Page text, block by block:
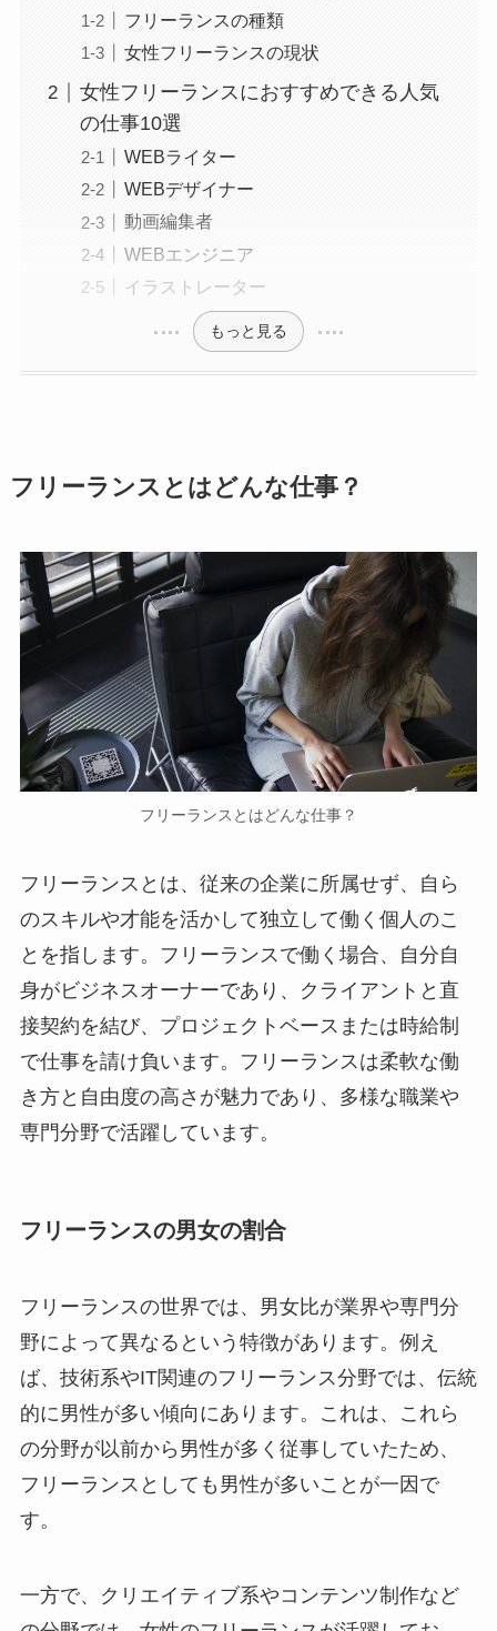
フリーランスの種類
女性フリーランスの現状
女性フリーランスにおすすめできる人気
の仕事10選
WEBライター
WEBデザイナー
動画編集者
WEBエンジニア
イラストレーター
もっと見る
フリーランスとはどんな仕事？
フリーランスとはどんな仕事？
フリーランスとは、従来の企業に所属せず、自ら
のスキルや才能を活かして独立して働く個人のこ
とを指します。フリーランスで働く場合、自分自
身がビジネスオーナーであり、クライアントと直
接契約を結び、プロジェクトベースまたは時給制
で仕事を請け負います。フリーランスは柔軟な働
き方と自由度の高さが魅力であり、多様な職業や
専門分野で活躍しています。
フリーランスの男女の割合
フリーランスの世界では、男女比が業界や専門分
野によって異なるという特徴があります。例え
ば、技術系やIT関連のフリーランス分野では、伝統
的に男性が多い傾向にあります。これは、これら
の分野が以前から男性が多く従事していたため、
フリーランスとしても男性が多いことが一因で
す。
一方で、クリエイティブ系やコンテンツ制作など